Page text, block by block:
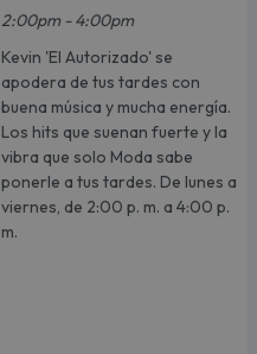
2:00pm - 4:00pm
Kevin 'El Autorizado' se
apodera de tus tardes con
buena música y mucha energía.
Los hits que suenan fuerte y la
vibra que solo Moda sabe
ponerle a tus tardes. De lunes a
viernes, de 2:00 p. m. a 4:00 p.
m.